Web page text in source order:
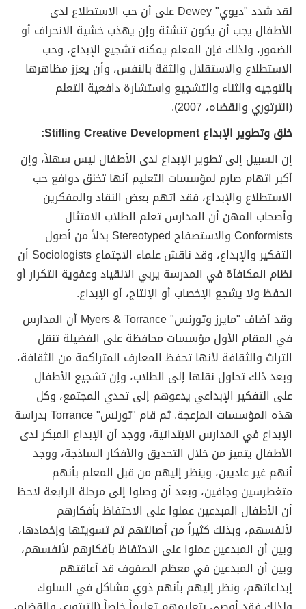
لقد شدد "ديوي" Dewey على أن حب الاستطلاع لدى
الأطفال يجب أن يكون تنشئة وإن يهذب خشية الانحراف أو
الضمور، ولذلك فإن المعلم يمكنه تشجيع الإبداع، وحب
الاستطلاع والاستقلال والثقة بالنفس، وأن يعزز مظاهرها
بالتوجيه والثناء والتشجيع واستشارة دافعية التعلم
(الترتوري والقضاه، 2007).
خلق وتطوير الإبداع Stifling Creative Development:
إن السبيل إلى تطوير الإبداع لدى الأطفال ليس سهلاً، وإن
أكبر اتهام صارم لمؤسسات التعليم أنها تخنق دوافع حب
الاستطلاع والإبداع، فقد اتهم بعض النقاد والمفكرين
وأصحاب المهن أن المدارس تعلم الطلاب الامتثال
Conformists والاستصفاح Stereotyped بدلاً من أصول
التفكير والإبداع، وقد ناقش علماء الاجتماع Sociologists أن
نظام المكافأة في المدرسة يربي الانقياد وعفوية التكرار أو
الحفظ ولا يشجع الإخصاب أو الإنتاج، أو الإبداع.
وقد أضاف "مايرز وتورنس" Myers & Torrance أن المدارس
في المقام الأول مؤسسات محافظة على الفضيلة تنقل
التراث والثقافة لأنها تحفظ المعارف المتراكمة من الثقافة،
وبعد ذلك تحاول نقلها إلى الطلاب، وإن تشجيع الأطفال
على التفكير الإبداعي يدعوهم إلى تحدي المجتمع، وكل
هذه المؤسسات المزعجة. ثم قام "تورنس" Torrance بدراسة
الإبداع في المدارس الابتدائية، ووجد أن الإبداع المبكر لدى
الأطفال يتميز من خلال التحديق والأفكار الساذجة، ووجد
أنهم غير عاديين، وينظر إليهم من قبل المعلم بأنهم
متغطرسين وجافين، وبعد أن وصلوا إلى مرحلة الرابعة لاحظ
أن الأطفال المبدعين عملوا على الاحتفاظ بأفكارهم
لأنفسهم، وبذلك كثيراً من أصالتهم تم تسويتها وإخمادها،
وبين أن المبدعين عملوا على الاحتفاظ بأفكارهم لأنفسهم،
وبين أن المبدعين في معظم الصفوف قد أعاقتهم
إبداعاتهم، ونظر إليهم بأنهم ذوي مشاكل في السلوك